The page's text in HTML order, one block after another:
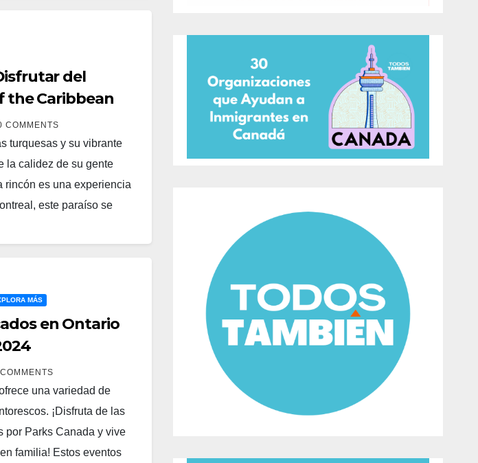
en Canadá son una
y Servicios
cuentan con excelentes
bien mantenidos, áreas
y tiendas. Algunos
También puedes
de equipos deportivos
un mapa para que no te
del
the Caribbean
COMMENTS
turquesas y su vibrante
la calidez de su gente
rincón es una experiencia
este paraíso se
nos regala tradiciones
compartir eventos
y te llena de alegría.
en el
MÁS
en Ontario
una variedad de
¡Disfruta de las
por Parks Canada y vive
familia! Estos eventos